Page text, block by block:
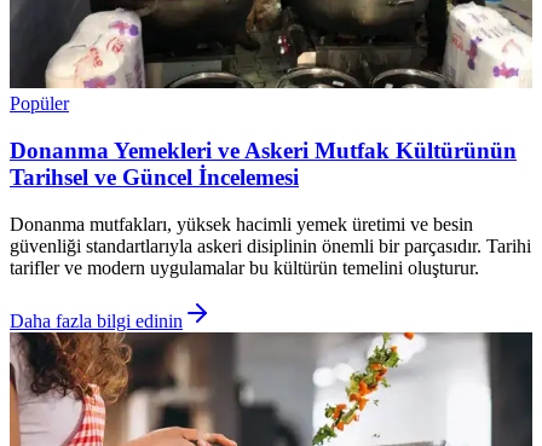
Popüler
Donanma Yemekleri ve Askeri Mutfak Kültürünün
Tarihsel ve Güncel İncelemesi
Donanma mutfakları, yüksek hacimli yemek üretimi ve besin
güvenliği standartlarıyla askeri disiplinin önemli bir parçasıdır. Tarihi
tarifler ve modern uygulamalar bu kültürün temelini oluşturur.
Daha fazla bilgi edinin